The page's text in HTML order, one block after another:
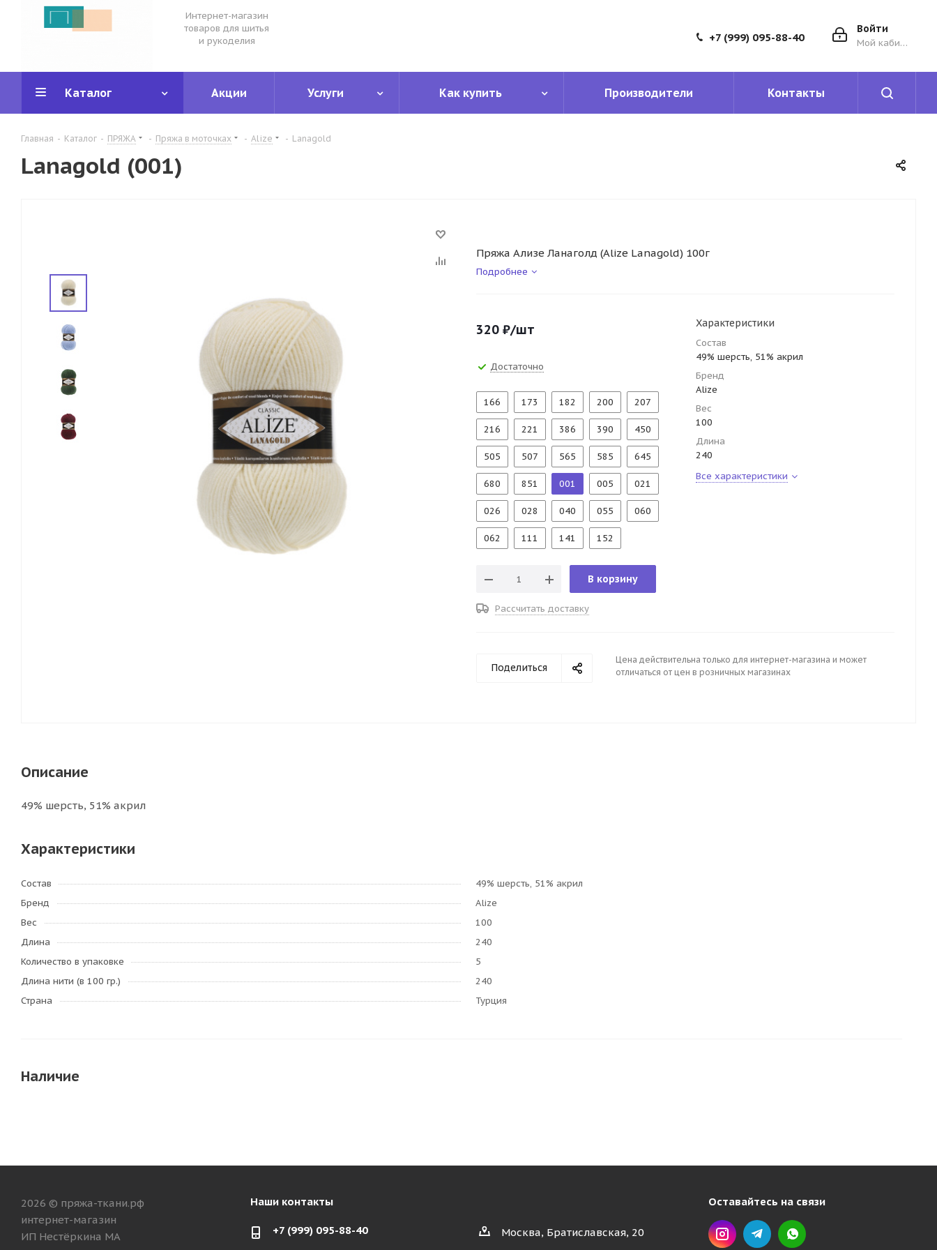
Интернет-магазин
товаров для шитья
и рукоделия
Войти
Мой кабинет
+7 (999) 095-88-40
Каталог Акции Услуги Как купить Производители Контакты
Главная - Каталог - ПРЯЖА - Пряжа в моточках - Alize - Lanagold
Lanagold (001)
Пряжа Ализе Ланаголд (Alize Lanagold) 100г
Подробнее
320 ₽/шт
Достаточно
166 173 182 200 207
216 221 386 390 450
505 507 565 585 645
680 851 001 005 021
026 028 040 055 060
062 111 141 152
В корзину
Рассчитать доставку
Характеристики
Состав
49% шерсть, 51% акрил
Бренд
Alize
Вес
100
Длина
240
Все характеристики
Поделиться
Цена действительна только для интернет-магазина и может
отличаться от цен в розничных магазинах
Описание
49% шерсть, 51% акрил
Характеристики
Состав
49% шерсть, 51% акрил
Бренд
Alize
Вес
100
Длина
240
Количество в упаковке
5
Длина нити (в 100 гр.)
240
Страна
Турция
Наличие
2026 © пряжа-ткани.рф
интернет-магазин
ИП Нестёркина МА
Наши контакты
+7 (999) 095-88-40 Москва, Братиславская, 20
Оставайтесь на связи